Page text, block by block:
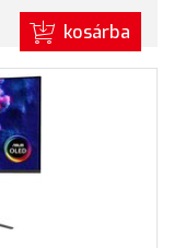
kosárba